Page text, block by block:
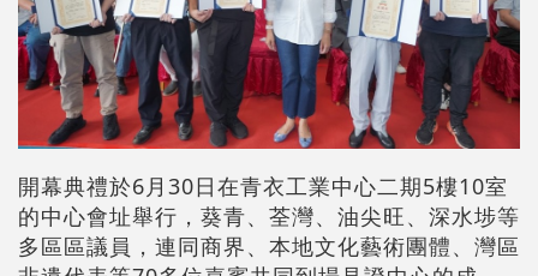
開幕典禮於6月30日在青衣工業中心二期5樓10室
的中心會址舉行，葵青、荃灣、油尖旺、深水埗等
多區區議員，連同商界、本地文化藝術團體、灣區